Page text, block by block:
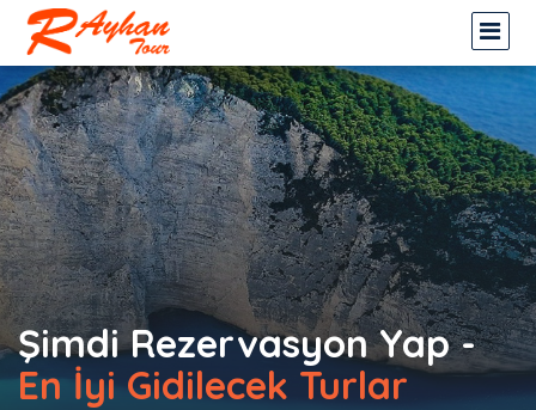
Şimdi Rezervasyon Yap -
En İyi Gidilecek Turlar